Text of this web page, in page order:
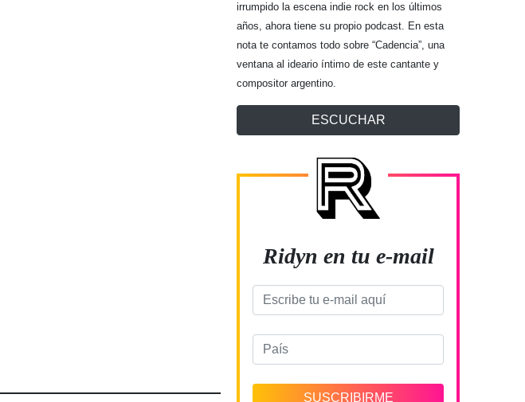
irrumpido la escena indie rock en los últimos
años, ahora tiene su propio podcast. En esta
nota te contamos todo sobre “Cadencia”, una
ventana al ideario íntimo de este cantante y
compositor argentino.
ESCUCHAR
Ridyn en tu e-mail